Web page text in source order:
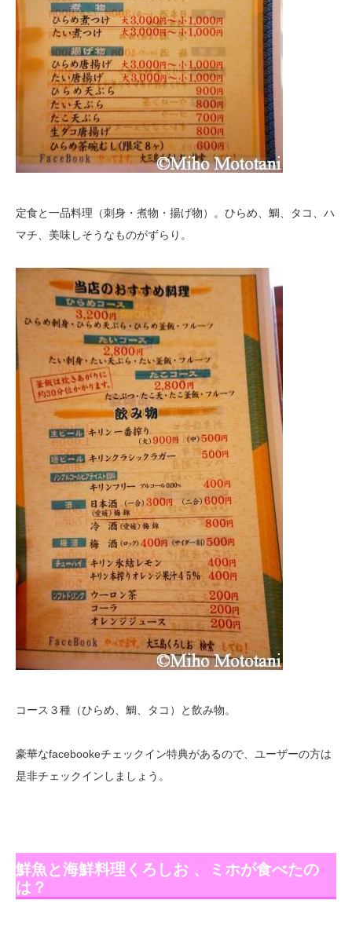
定食と一品料理（刺身・煮物・揚げ物）。ひらめ、鯛、タコ、ハ
マチ、美味しそうなものがずらり。
コース３種（ひらめ、鯛、タコ）と飲み物。
豪華なfacebookeチェックイン特典があるので、ユーザーの方は
是非チェックインしましょう。
鮮魚と海鮮料理くろしお 、ミホが食べたの
は？